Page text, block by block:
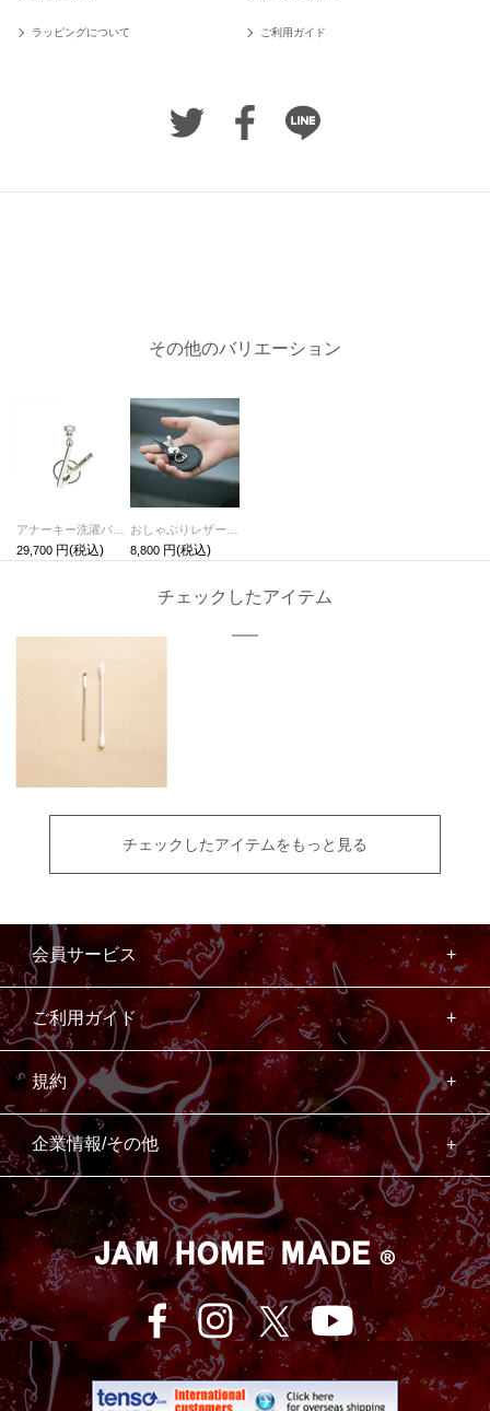
ラッピングについて ご利用ガイド
その他のバリエーション
アナーキー洗濯バサミピアス-シルバー/片耳
29,700
8,800
チェックしたアイテム
チェックしたアイテムをもっと見る
会員サービス
ご利用ガイド
規約
企業情報/その他